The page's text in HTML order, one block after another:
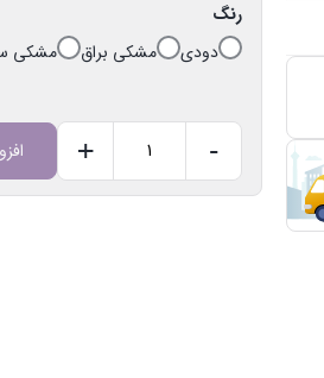
رنگ
دودی
مشکی براق مشکی
-
+